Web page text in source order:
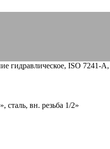
вн. резьба 1/2»
гидравлическое, ISO 7241-